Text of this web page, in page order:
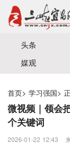
宜昌三峡融媒体
头条
媒观
首页> 学习强国>
微视频｜领会
个关键词
2026-01-22 12:43